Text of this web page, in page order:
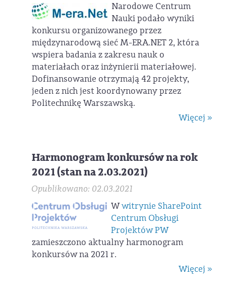
Narodowe Centrum
Nauki podało wyniki
konkursu organizowanego przez
międzynarodową sieć M-ERA.NET 2, która
wspiera badania z zakresu nauk o
materiałach oraz inżynierii materiałowej.
Dofinansowanie otrzymają 42 projekty,
jeden z nich jest koordynowany przez
Politechnikę Warszawską.
Więcej »
Harmonogram konkursów na rok
2021 (stan na 2.03.2021)
Opublikowano: 02.03.2021
Wwitrynie SharePoint
Centrum Obsługi
Projektów PW
zamieszczono aktualny harmonogram
konkursów na 2021 r.
Więcej »